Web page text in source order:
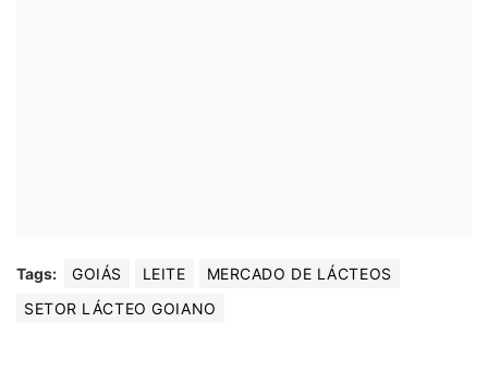
Tags: GOIÁS LEITE
MERCADO DE LÁCTEOS
SETOR LÁCTEO GOIANO